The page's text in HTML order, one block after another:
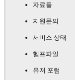
자료들
지원문의
서비스 상태
헬프파일
유저 포럼